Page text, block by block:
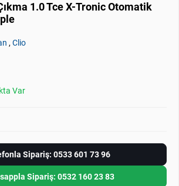
1.0 Tce X-Tronic Otomatik
,Clio
Var
Sipariş: 0533 601 73 96
Sipariş: 0532 160 23 83